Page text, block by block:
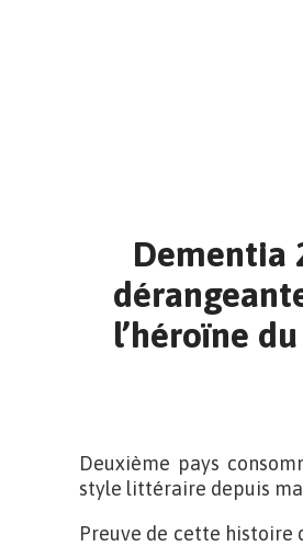
Dementia
l’héroïne
Deuxième pays
style littéraire depuis
Preuve de cette histoire